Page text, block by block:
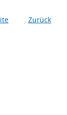
Zurück